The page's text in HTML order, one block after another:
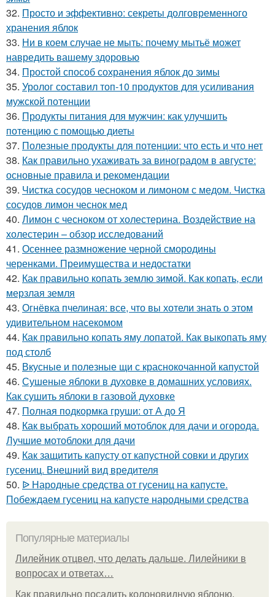
32. Просто и эффективно: секреты долговременного
хранения яблок
33. Ни в коем случае не мыть: почему мытьё может
навредить вашему здоровью
34. Простой способ сохранения яблок до зимы
35. Уролог составил топ-10 продуктов для усиливания
мужской потенции
36. Продукты питания для мужчин: как улучшить
потенцию с помощью диеты
37. Полезные продукты для потенции: что есть и что нет
38. Как правильно ухаживать за виноградом в августе:
основные правила и рекомендации
39. Чистка сосудов чесноком и лимоном с медом. Чистка
сосудов лимон чеснок мед
40. Лимон с чесноком от холестерина. Воздействие на
холестерин – обзор исследований
41. Осеннее размножение черной смородины
черенками. Преимущества и недостатки
42. Как правильно копать землю зимой. Как копать, если
мерзлая земля
43. Огнёвка пчелиная: все, что вы хотели знать о этом
удивительном насекомом
44. Как правильно копать яму лопатой. Как выкопать яму
под столб
45. Вкусные и полезные щи с краснокочанной капустой
46. Сушеные яблоки в духовке в домашних условиях.
Как сушить яблоки в газовой духовке
47. Полная подкормка груши: от А до Я
48. Как выбрать хороший мотоблок для дачи и огорода.
Лучшие мотоблоки для дачи
49. Как защитить капусту от капустной совки и других
гусениц. Внешний вид вредителя
50. ᐉ Народные средства от гусениц на капусте.
Побеждаем гусениц на капусте народными средства
Популярные материалы
Лилейник отцвел, что делать дальше. Лилейники в
вопросах и ответах…
Как правильно посадить колоновидную яблоню.